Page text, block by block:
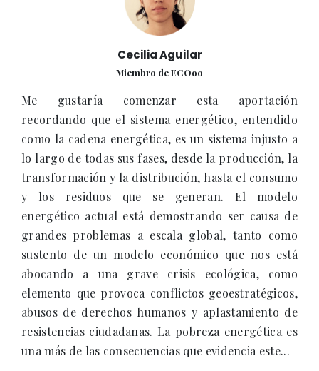
Cecilia Aguilar
Miembro de ECOoo
Me gustaría comenzar esta aportación
recordando que el sistema energético, entendido
como la cadena energética, es un sistema injusto a
lo largo de todas sus fases, desde la producción, la
transformación y la distribución, hasta el consumo
y los residuos que se generan. El modelo
energético actual está demostrando ser causa de
grandes problemas a escala global, tanto como
sustento de un modelo económico que nos está
abocando a una grave crisis ecológica, como
elemento que provoca conflictos geoestratégicos,
abusos de derechos humanos y aplastamiento de
resistencias ciudadanas. La pobreza energética es
una más de las consecuencias que evidencia este...